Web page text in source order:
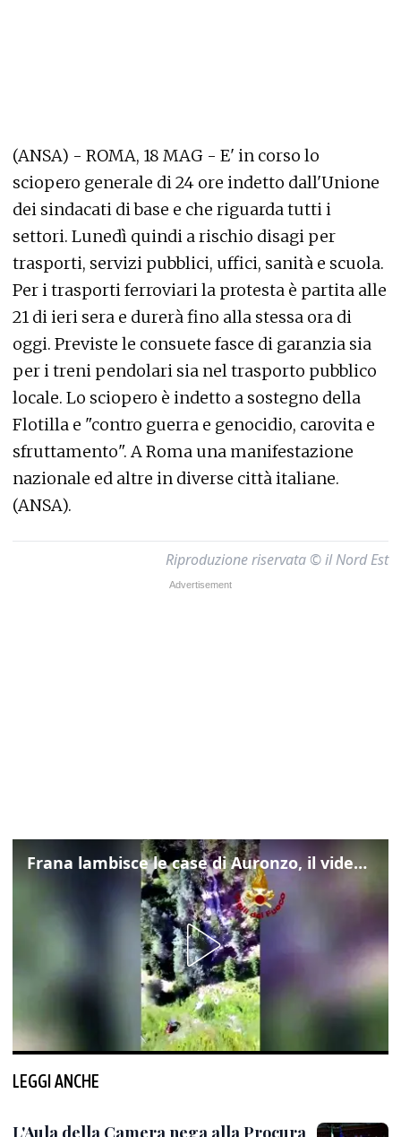
(ANSA) - ROMA, 18 MAG - E' in corso lo
sciopero generale di 24 ore indetto dall'Unione
dei sindacati di base e che riguarda tutti i
settori. Lunedì quindi a rischio disagi per
trasporti, servizi pubblici, uffici, sanità e scuola.
Per i trasporti ferroviari la protesta è partita alle
21 di ieri sera e durerà fino alla stessa ora di
oggi. Previste le consuete fasce di garanzia sia
per i treni pendolari sia nel trasporto pubblico
locale. Lo sciopero è indetto a sostegno della
Flotilla e "contro guerra e genocidio, carovita e
sfruttamento". A Roma una manifestazione
nazionale ed altre in diverse città italiane.
(ANSA).
Riproduzione riservata © il Nord Est
Frana lambisce le case di Auronzo, il video dall'elicottero dei vigili del fuoco
LEGGI ANCHE
L'Aula della Camera nega alla Procura